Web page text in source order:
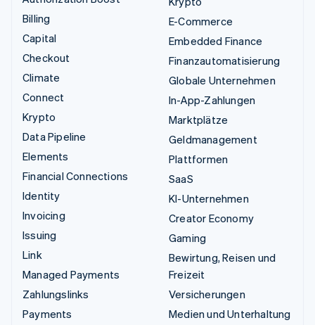
Billing
Capital
Checkout
Climate
Connect
Krypto
Data Pipeline
Elements
Financial Connections
Identity
Invoicing
Issuing
Link
Managed Payments
Zahlungslinks
Payments
E-Commerce
Embedded Finance
Finanzautomatisierung
Globale Unternehmen
In-App-Zahlungen
Marktplätze
Geldmanagement
Plattformen
SaaS
KI-Unternehmen
Creator Economy
Gaming
Bewirtung, Reisen und
Freizeit
Versicherungen
Medien und Unterhaltung